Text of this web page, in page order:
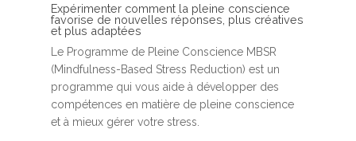
Expérimenter comment la pleine conscience
favorise de nouvelles réponses, plus créatives
et plus adaptées
Le Programme de Pleine Conscience MBSR
(Mindfulness-Based Stress Reduction) est un
programme qui vous aide à développer des
compétences en matière de pleine conscience
et à mieux gérer votre stress.